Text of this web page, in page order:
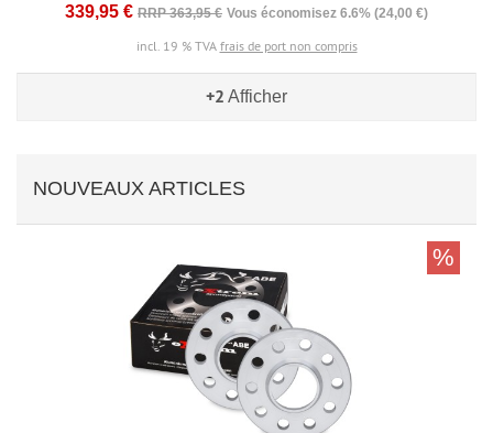
339,95 € RRP 363,95 € Vous économisez 6.6% (24,00 €)
incl. 19 % TVA frais de port non compris
+2 Afficher
NOUVEAUX ARTICLES
%